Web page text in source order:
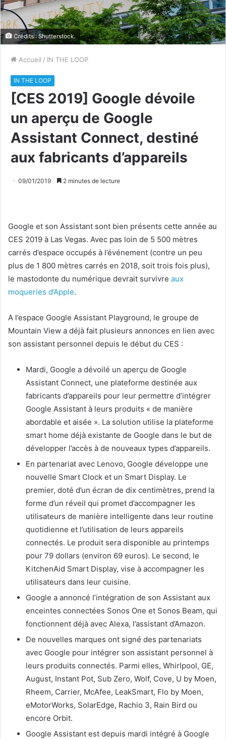
Crédits : Shutterstock.
Accueil / IN THE LOOP
IN THE LOOP
[CES 2019] Google dévoile
un aperçu de Google
Assistant Connect, destiné
aux fabricants d’appareils
09/01/2019 2 minutes de lecture
Google et son Assistant sont bien présents cette année au
CES 2019 à Las Vegas. Avec pas loin de 5 500 mètres
carrés d’espace occupés à l’événement (contre un peu
plus de 1 800 mètres carrés en 2018, soit trois fois plus),
le mastodonte du numérique devrait survivre aux
moqueries d’Apple.
A l’espace Google Assistant Playground, le groupe de
Mountain View a déjà fait plusieurs annonces en lien avec
son assistant personnel depuis le début du CES :
Mardi, Google a dévoilé un aperçu de Google
Assistant Connect, une plateforme destinée aux
fabricants d’appareils pour leur permettre d’intégrer
Google Assistant à leurs produits « de manière
abordable et aisée ». La solution utilise la plateforme
smart home déjà existante de Google dans le but de
développer l’accès à de nouveaux types d’appareils.
En partenariat avec Lenovo, Google développe une
nouvelle Smart Clock et un Smart Display. Le
premier, doté d’un écran de dix centimètres, prend la
forme d’un réveil qui promet d’accompagner les
utilisateurs de manière intelligente dans leur routine
quotidienne et l’utilisation de leurs appareils
connectés. Le produit sera disponible au printemps
pour 79 dollars (environ 69 euros). Le second, le
KitchenAid Smart Display, vise à accompagner les
utilisateurs dans leur cuisine.
Google a annoncé l’intégration de son Assistant aux
enceintes connectées Sonos One et Sonos Beam, qui
fonctionnent déjà avec Alexa, l’assistant d’Amazon.
De nouvelles marques ont signé des partenariats
avec Google pour intégrer son assistant personnel à
leurs produits connectés. Parmi elles, Whirlpool, GE,
August, Instant Pot, Sub Zero, Wolf, Cove, U by Moen,
Rheem, Carrier, McAfee, LeakSmart, Flo by Moen,
eMotorWorks, SolarEdge, Rachio 3, Rain Bird ou
encore Orbit.
Google Assistant est depuis mardi intégré à Google